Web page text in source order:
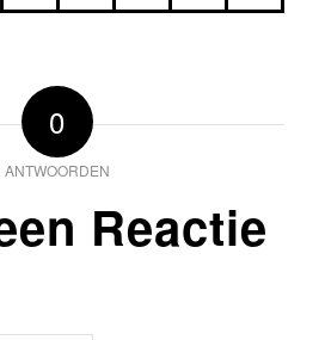
0
ANTWOORDEN
Reactie